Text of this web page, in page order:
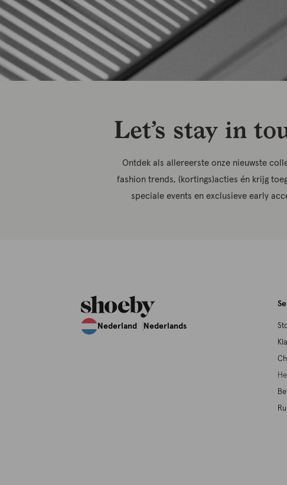
Let’s stay in
Ontdek als allereerste onze nieuwste
fashion trends, (kortings)acties én krijg
speciale events en exclusieve early
Nederland Nederlands